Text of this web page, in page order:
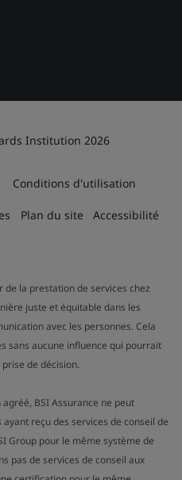
Institution 2026
Conditions d'utilisation
Plan du site Accessibilité
la prestation de services chez
juste et équitable dans les
avec les personnes. Cela
sans aucune influence qui pourrait
de décision.
BSI Assurance ne peut
reçu des services de conseil de
Group pour le même système de
pas de services de conseil aux